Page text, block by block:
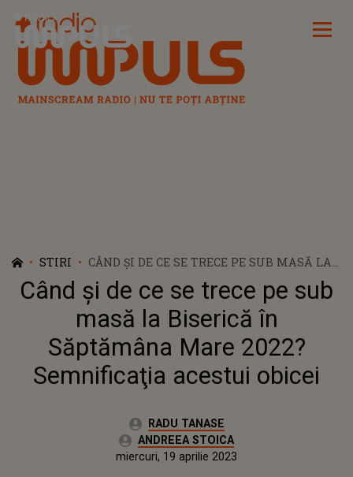
Radio Impuls
STIRI
CÂND ȘI DE CE SE TRECE PE SUB MASĂ LA
BISERICĂ ÎN SĂPTĂMÂNA MARE 2022?
SEMNIFICAŢIA ACESTUI OBICEI
Când și de ce se trece pe sub
masă la Biserică în
Săptămâna Mare 2022?
Semnificaţia acestui obicei
Autor:RADU TANASE
Editor Web:
ANDREEA STOICA
miercuri, 20 aprilie 2022Actualizat:
miercuri, 19 aprilie 2023